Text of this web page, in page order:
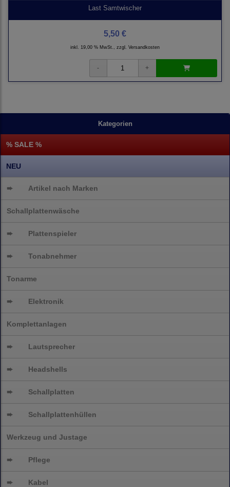
Kategorien
% SALE %
NEU
➨ Artikel nach Marken
Schallplattenwäsche
➨ Plattenspieler
➨ Tonabnehmer
Tonarme
➨ Elektronik
Komplettanlagen
➨ Lautsprecher
➨ Headshells
➨ Schallplatten
➨ Schallplattenhüllen
Werkzeug und Justage
➨ Pflege
➨ Kabel
Last Samtwischer
5,50 €
inkl. 19,00 % MwSt., zzgl. Versandkosten